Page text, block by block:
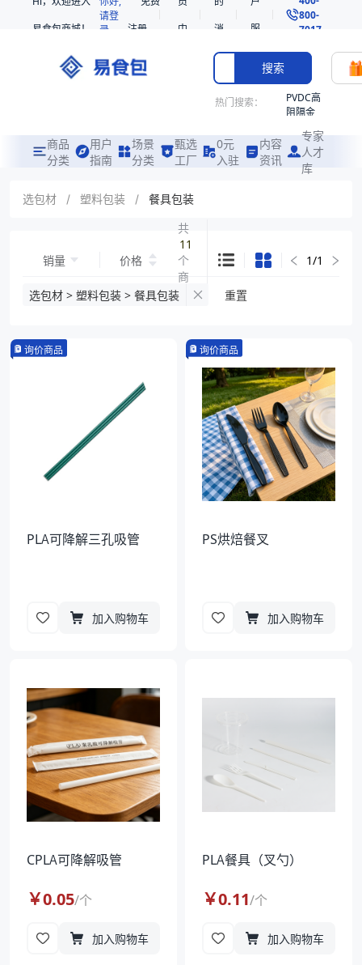
易食包商城！
请登
录
注册
中
消
息
服
务
800-
7017
搜索
热门搜索：
PVDC高
阻隔金
共挤热
收缩袋
221360
袋
拉伸膜
商品
分类
用户
指南
场景
分类
甄选
工厂
0元
入驻
内容
资讯
专家
人才
库
选包材 / 塑料包装 / 餐具包装
销量 价格
共
11
个
商
品
1/1
选包材 > 塑料包装 > 餐具包装 重置
询价商品
PLA可降解三孔吸管
加入购物车
询价商品
PS烘焙餐叉
加入购物车
CPLA可降解吸管
￥0.05/个
加入购物车
PLA餐具（叉勺）
￥0.11/个
加入购物车